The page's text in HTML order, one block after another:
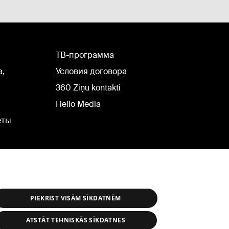
TВ-программа
Условия договора
360 Ziņu kontakti
Helio Media
PIEKRIST VISĀM SĪKDATNĒM
ATSTĀT TEHNISKĀS SĪKDATNES